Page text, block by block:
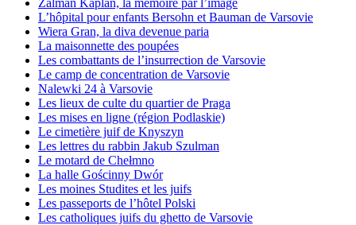
L’hôpital pour enfants Bersohn et Bauman de Varsovie
Wiera Gran, la diva devenue paria
La maisonnette des poupées
Les combattants de l’insurrection de Varsovie
Le camp de concentration de Varsovie
Nalewki 24 à Varsovie
Les lieux de culte du quartier de Praga
Les mises en ligne (région Podlaskie)
Le cimetière juif de Knyszyn
Les lettres du rabbin Jakub Szulman
Le motard de Chełmno
La halle Gościnny Dwór
Les moines Studites et les juifs
Les passeports de l’hôtel Polski
Les catholiques juifs du ghetto de Varsovie